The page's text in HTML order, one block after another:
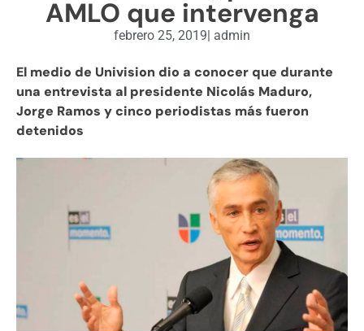
AMLO que intervenga
febrero 25, 2019| admin
El medio de Univision dio a conocer que durante
una entrevista al presidente Nicolás Maduro,
Jorge Ramos y cinco periodistas más fueron
detenidos